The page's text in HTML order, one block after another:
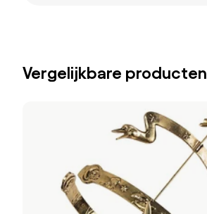
Vergelijkbare producten